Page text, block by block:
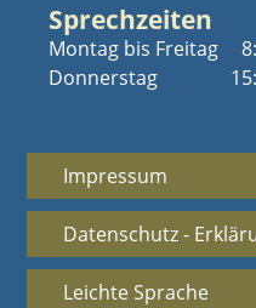
Sprechzeiten
Montag bis Freitag
Donnerstag
Impressum
Datenschutz -
Leichte Sprache